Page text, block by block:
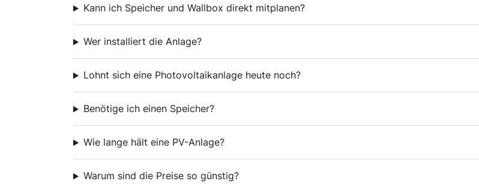
Kann ich Speicher und Wallbox direkt mitplanen?
Wer installiert die Anlage?
Lohnt sich eine Photovoltaikanlage heute noch?
Benötige ich einen Speicher?
Wie lange hält eine PV-Anlage?
Warum sind die Preise so günstig?